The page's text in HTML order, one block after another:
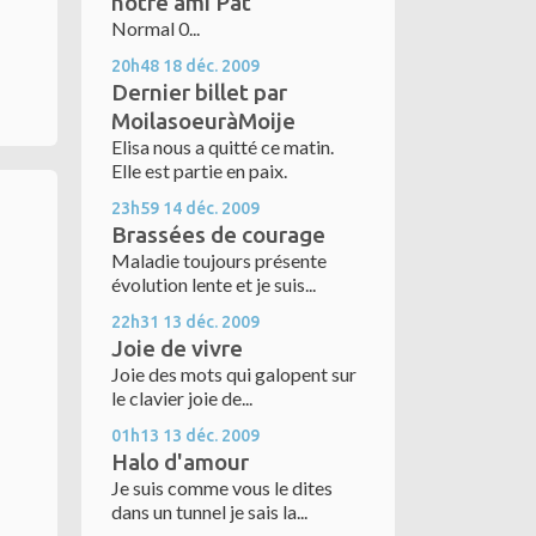
Normal 0...
20h48 18 déc. 2009
Dernier billet par
MoilasoeuràMoije
Elisa nous a quitté ce matin.
Elle est partie en paix.
23h59 14 déc. 2009
Brassées de courage
Maladie toujours présente
évolution lente et je suis...
22h31 13 déc. 2009
Joie de vivre
Joie des mots qui galopent sur
le clavier joie de...
01h13 13 déc. 2009
Halo d'amour
Je suis comme vous le dites
dans un tunnel je sais la...